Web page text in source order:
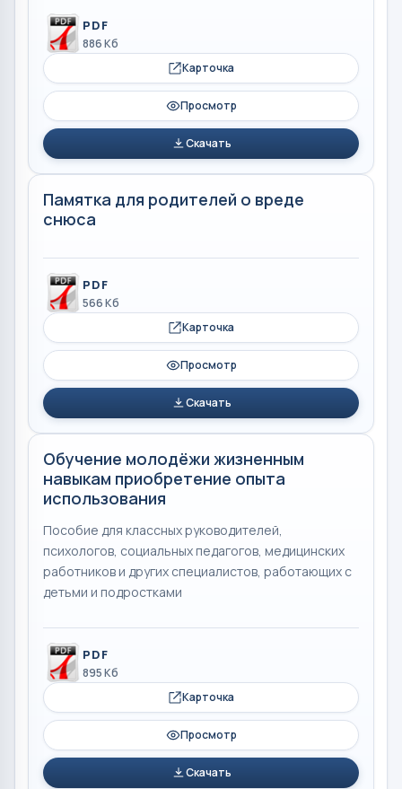
PDF
886 Кб
Карточка
Просмотр
Скачать
Памятка для родителей о вреде
снюса
PDF
566 Кб
Карточка
Просмотр
Скачать
Обучение молодёжи жизненным
навыкам приобретение опыта
использования
Пособие для классных руководителей,
психологов, социальных педагогов, медицинских
работников и других специалистов, работающих с
детьми и подростками
PDF
895 Кб
Карточка
Просмотр
Скачать